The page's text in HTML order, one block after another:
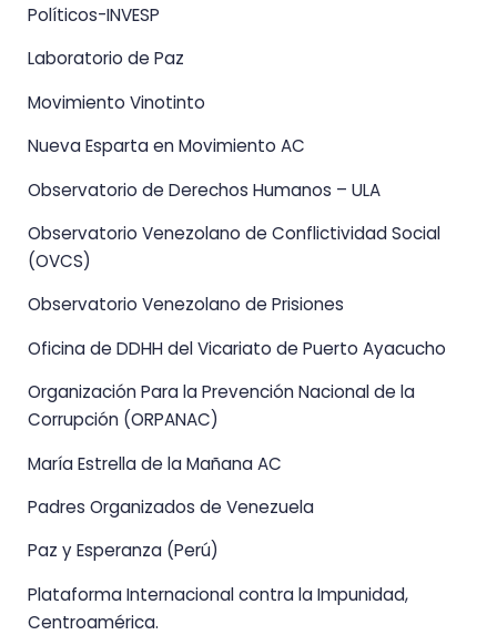
Políticos-INVESP
Laboratorio de Paz
Movimiento Vinotinto
Nueva Esparta en Movimiento AC
Observatorio de Derechos Humanos – ULA
Observatorio Venezolano de Conflictividad Social
(OVCS)
Observatorio Venezolano de Prisiones
Oficina de DDHH del Vicariato de Puerto Ayacucho
Organización Para la Prevención Nacional de la
Corrupción (ORPANAC)
María Estrella de la Mañana AC
Padres Organizados de Venezuela
Paz y Esperanza (Perú)
Plataforma Internacional contra la Impunidad,
Centroamérica.